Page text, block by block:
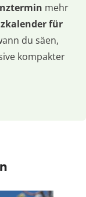
mehr
für
du säen,
kompakter